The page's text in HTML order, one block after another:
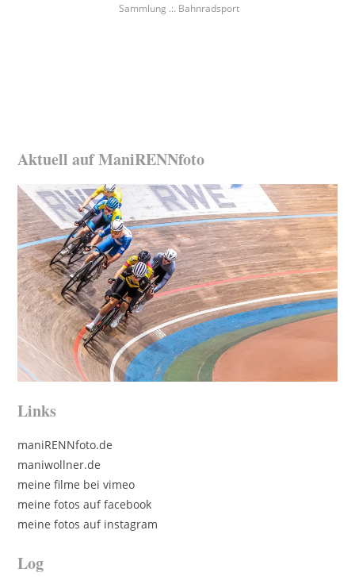
Sammlung .:. Bahnradsport
Aktuell auf ManiRENNfoto
Links
maniRENNfoto.de
maniwollner.de
meine filme bei vimeo
meine fotos auf facebook
meine fotos auf instagram
Log